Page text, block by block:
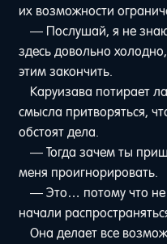
их возможности
— Послушай, я не
здесь довольно
этим закончить.
Каруизава потирает
смысла притворяться,
обстоят дела.
— Тогда зачем ты
меня проигнорировать.
— Это… потому что не
начали
Она делает все